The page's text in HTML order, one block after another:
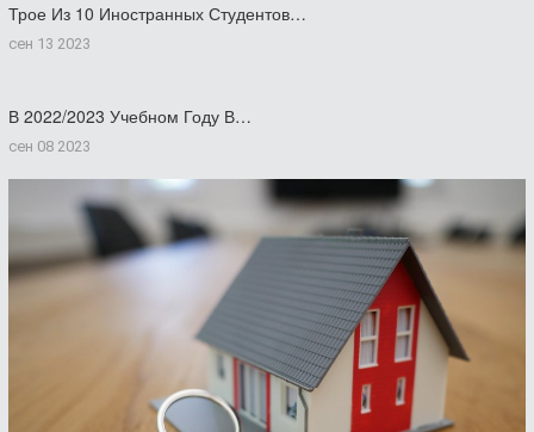
Трое Из 10 Иностранных Студентов…
сен 13 2023
В 2022/2023 Учебном Году В…
сен 08 2023